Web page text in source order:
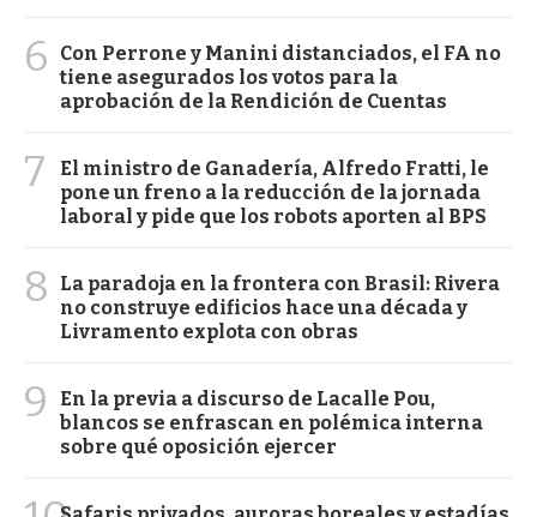
6
Con Perrone y Manini distanciados, el FA no
tiene asegurados los votos para la
aprobación de la Rendición de Cuentas
7
El ministro de Ganadería, Alfredo Fratti, le
pone un freno a la reducción de la jornada
laboral y pide que los robots aporten al BPS
8
La paradoja en la frontera con Brasil: Rivera
no construye edificios hace una década y
Livramento explota con obras
9
En la previa a discurso de Lacalle Pou,
blancos se enfrascan en polémica interna
sobre qué oposición ejercer